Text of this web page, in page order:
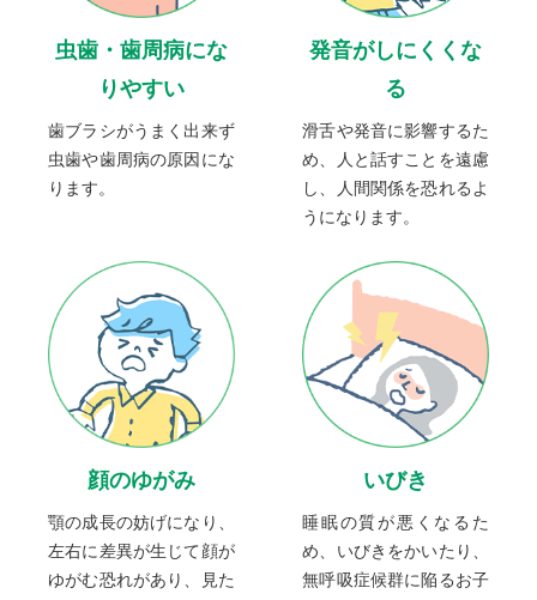
虫歯・歯周病にな
りやすい
歯ブラシがうまく出来ず
虫歯や歯周病の原因にな
ります。
発音がしにくくな
る
滑舌や発音に影響するた
め、人と話すことを遠慮
し、人間関係を恐れるよ
うになります。
顔のゆがみ
顎の成長の妨げになり、
左右に差異が生じて顔が
ゆがむ恐れがあり、見た
いびき
睡眠の質が悪くなるた
め、いびきをかいたり、
無呼吸症候群に陥るお子